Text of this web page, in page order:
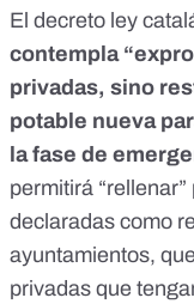
tener unas
públicas. Nos veremos
Tiktok: La
verano, los
gratis total. Esta
catalana.
El decreto ley
contempla
privadas, sino
potable nueva
la fase de
permitirá
declaradas como
ayuntamientos,
privadas que